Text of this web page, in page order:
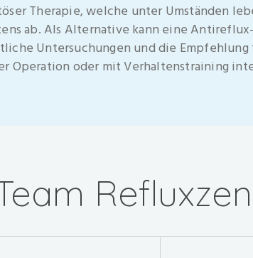
Therapie, welche unter Umständen
ab. Als Alternative kann eine
Untersuchungen und die
Operation oder mit Verhaltenstraining